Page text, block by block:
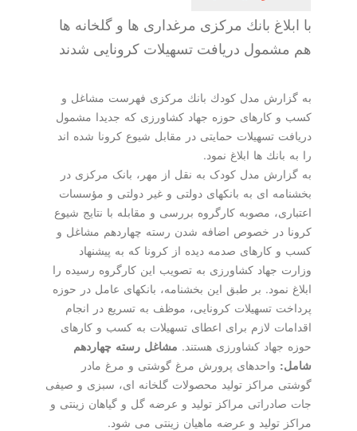
با ابلاغ بانك مركزی مرغداری ها و گلخانه ها
هم مشمول دریافت تسهیلات كرونایی شدند
به گزارش مدل كودك بانك مركزی فهرست مشاغل و
كسب و كارهای حوزه جهاد كشاورزی كه جدیدا مشمول
دریافت تسهیلات حمایتی در مقابل شیوع كرونا شده اند
را به بانك ها ابلاغ نمود.
به گزارش مدل کودک به نقل از مهر، بانک مرکزی در
بخشنامه ای به بانکهای دولتی و غیر دولتی و مؤسسات
اعتباری، مصوبه کارگروه بررسی و مقابله با نتایج شیوع
کرونا در خصوص اضافه شدن رسته چهاردهم مشاغل و
کسب و کارهای صدمه دیده از کرونا که به پیشنهاد
وزارت جهاد کشاورزی به تصویب این کارگروه رسیده را
ابلاغ نمود. بر طبق این بخشنامه، بانکهای عامل در حوزه
پرداخت تسهیلات کرونایی، موظف به تسریع در انجام
اقدامات لازم برای اعطای تسهیلات به کسب و کارهای
حوزه جهاد کشاورزی هستند.مشاغل رسته چهاردهم
واحدهای پرورش مرغ گوشتی و مرغ مادر
گوشتی مراکز تولید محصولات گلخانه ای، سبزی و صیفی
جات صادراتی مراکز تولید و عرضه گل و گیاهان زینتی و
مراکز تولید و عرضه ماهیان زینتی می شود.